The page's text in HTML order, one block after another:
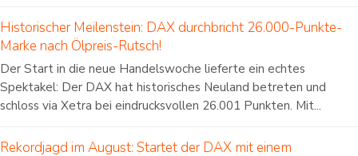
Historischer Meilenstein: DAX durchbricht 26.000-Punkte-
Marke nach Ölpreis-Rutsch!
Der Start in die neue Handelswoche lieferte ein echtes
Spektakel: Der DAX hat historisches Neuland betreten und
schloss via Xetra bei eindrucksvollen 26.001 Punkten. Mit...
Rekordjagd im August: Startet der DAX mit einem